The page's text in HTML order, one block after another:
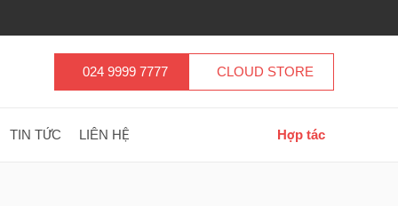
024 9999 7777 CLOUD STORE
TIN TỨC LIÊN HỆ Hợp tác